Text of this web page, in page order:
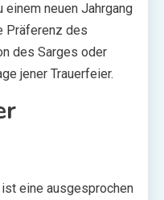
einem neuen Jahrgang
Präferenz des
des Sarges oder
jener Trauerfeier.
ist eine ausgesprochen